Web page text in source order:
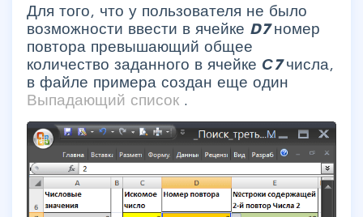
Для того, что у пользователя не было
возможности ввести в ячейке D7номер
повтора превышающий общее
количество заданного в ячейке С7числа,
в файле примера создан еще один
Выпадающий список .